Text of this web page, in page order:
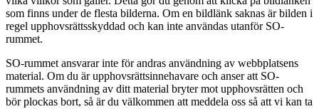
som finns under de flesta bilderna. Om en bildlänk saknas är bilden i
regel upphovsrättsskyddad och kan inte användas utanför SO-
rummet.
SO-rummet ansvarar inte för andras användning av webbplatsens
material. Om du är upphovsrättsinnehavare och anser att SO-
rummets användning av ditt material bryter mot upphovsrätten och
bör plockas bort, så är du välkommen att meddela oss så att vi kan ta